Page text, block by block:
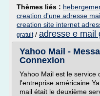
Thèmes liés :
creation d'une adresse
creation site internet
gratuit/ adresse e mail
Yahoo Mail -
Connexion
Yahoo Mail est le service
l'entreprise américaine
mail était le deuxième